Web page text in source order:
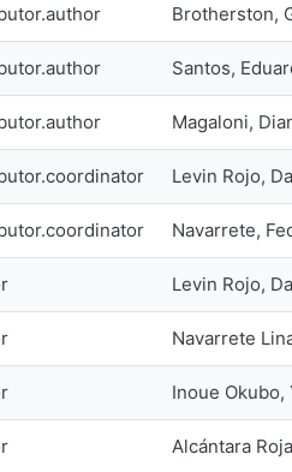
Brotherston,
Santos,
Magaloni,
Levin Rojo,
Navarrete,
Levin Rojo,
Navarrete
Inoue
Alcántara